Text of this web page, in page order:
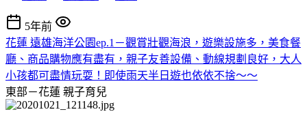
5年前
花蓮 遠雄海洋公園ep.1－觀賞壯觀海浪，遊樂設施多，美食餐
廳、商品購物應有盡有，親子友善設備、動線規劃良好，大人
小孩都可盡情玩耍！即使雨天半日遊也依依不捨～～
東部－花蓮 親子育兒